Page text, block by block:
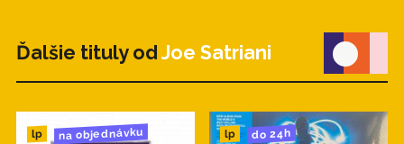
Ďalšie tituly od Joe Satriani
lp na objednávku lp do 24h